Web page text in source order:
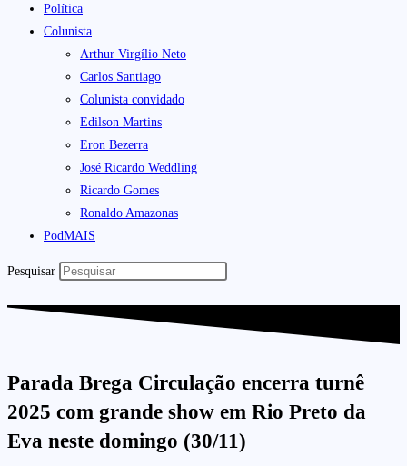
Política
Colunista
Arthur Virgílio Neto
Carlos Santiago
Colunista convidado
Edilson Martins
Eron Bezerra
José Ricardo Weddling
Ricardo Gomes
Ronaldo Amazonas
PodMAIS
Pesquisar
Parada Brega Circulação encerra turnê
2025 com grande show em Rio Preto da
Eva neste domingo (30/11)